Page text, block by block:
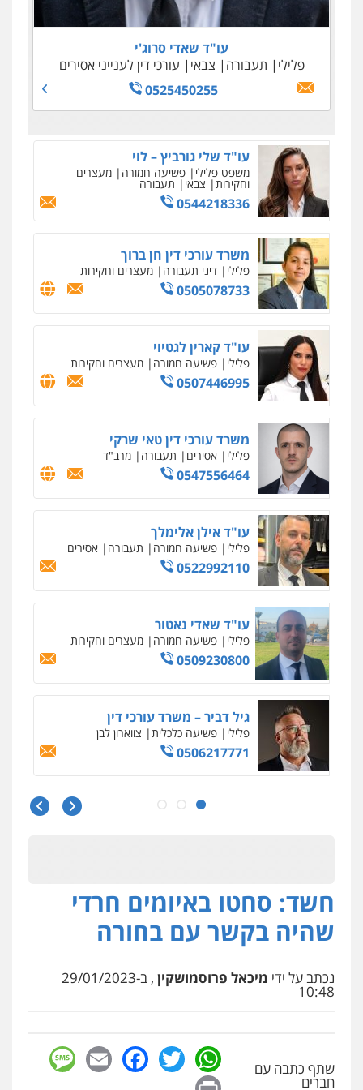
0509100397
עו"ד שאדי סרוג'י
פלילי
תעבורה צבאי
עורכי דין לענייני אסירים
0525450255
0545243703
עו"ד נדב גרינולד
פלילי תעבורה עורכי דין לענייני אסירים צבאי
0508848606
0509230800
גיל דביר – משרד עורכי דין
פשיעה כלכלית צווארון לבן
סלימאן אבו שעירה – משרד עורכי דין
פלילי בטחוני צבאי נזיקין
0547780927
עו"ד אסף גונן
פלילי פשע חמור תעבורה צבא מעצרים
וחקירות
0542255161
גל דהן – משרד עורך דין פלילי
פלילי פשיעה חמורה סמים מעצרים
וחקירות
0544723840
עו"ד ראוף נג'אר
פלילי עורכי דין לענייני אסירים מעצרים
סמים רכוש
0548009246
דוד אפרים משרד עורכי דין
פלילי צווארון לבן מס הכנסה מע"מ
0506209859
עדי כרמלי – חברת עו"ד
פלילי כלכלי עורכי דין לענייני אסירים
0525060666
גיא זהבי משרד עורכי דין
פלילי משפחה
503456449
עו"ד איהאב ג'לג'ולי
עורכי דין לענייני
אייל בן שושן, עורך דין פלילי
פלילי מעצרים וחקירות פשיעה חמורה
נוער רישום פלילי
0522763105
עו"ד אלון קריטי
חשד: סחטו באיומים חרדי
שהיה בקשר עם בחורה
נכתב על ידי מיכאל פרוסמושקין , ב-29/01/2023
10:48
שתף כתבה עם
חברים
WhatsApp
Twitter
Facebook
Email